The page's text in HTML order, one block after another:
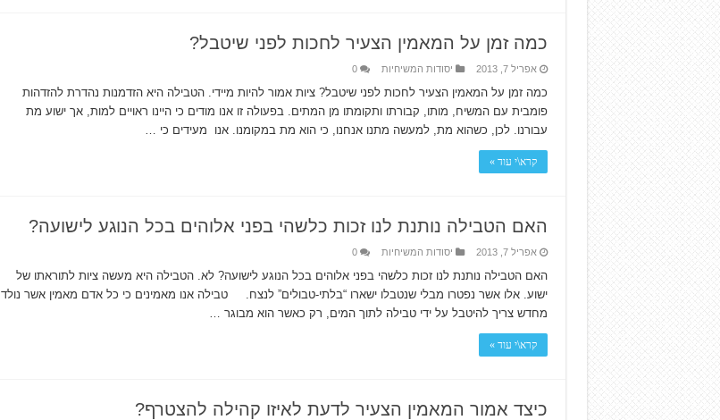
כמה זמן על המאמין הצעיר לחכות לפני שיטבל?
אפריל 7, 2013 יסודות המשיחיות 0
כמה זמן על המאמין הצעיר לחכות לפני שיטבל? ציות אמור להיות מיידי. הטבילה היא הזדמנות נהדרת להזדהות
פומבית עם המשיח, מותו, קבורתו ותקומתו מן המתים. בפעולה זו אנו מודים כי היינו ראויים למות, אך ישוע מת
עבורנו. לכן, כשהוא מת, למעשה מתנו אנחנו, כי הוא מת במקומנו. אנו מעידים כי …
קרא\י עוד »
האם הטבילה נותנת לנו זכות כלשהי בפני אלוהים בכל הנוגע לישועה?
אפריל 7, 2013 יסודות המשיחיות 0
האם הטבילה נותנת לנו זכות כלשהי בפני אלוהים בכל הנוגע לישועה? לא. הטבילה היא מעשה ציות לתוראתו של
ישוע. אלו אשר נפטרו מבלי שנטבלו ישארו “בלתי-טבולים” לנצח. טבילה אנו מאמינים כי כל אדם מאמין אשר נולד
מחדש צריך להיטבל על ידי טבילה לתוך המים, רק כאשר הוא מבוגר …
קרא\י עוד »
כיצד אמור המאמין הצעיר לדעת לאיזו קהילה להצטרף?